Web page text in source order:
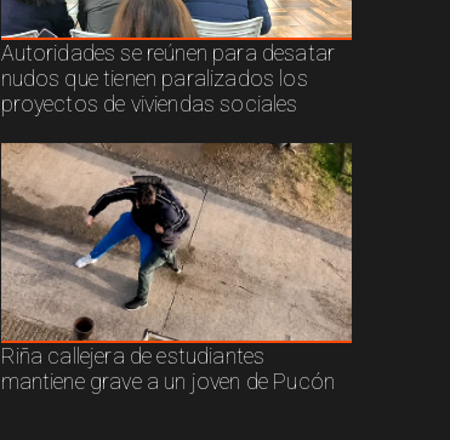
Autoridades se reúnen para desatar
nudos que tienen paralizados los
proyectos de viviendas sociales
Riña callejera de estudiantes
mantiene grave a un joven de Pucón